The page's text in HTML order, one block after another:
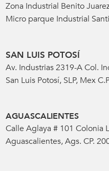
Zona Industrial Benito
Micro parque Industrial
SAN LUIS POTOSÍ
Av. Industrias 2319-A Col.
San Luis Potosí, SLP, Mex
AGUASCALIENTES
Calle Aglaya # 101 Colonia
Aguascalientes, Ags. CP.